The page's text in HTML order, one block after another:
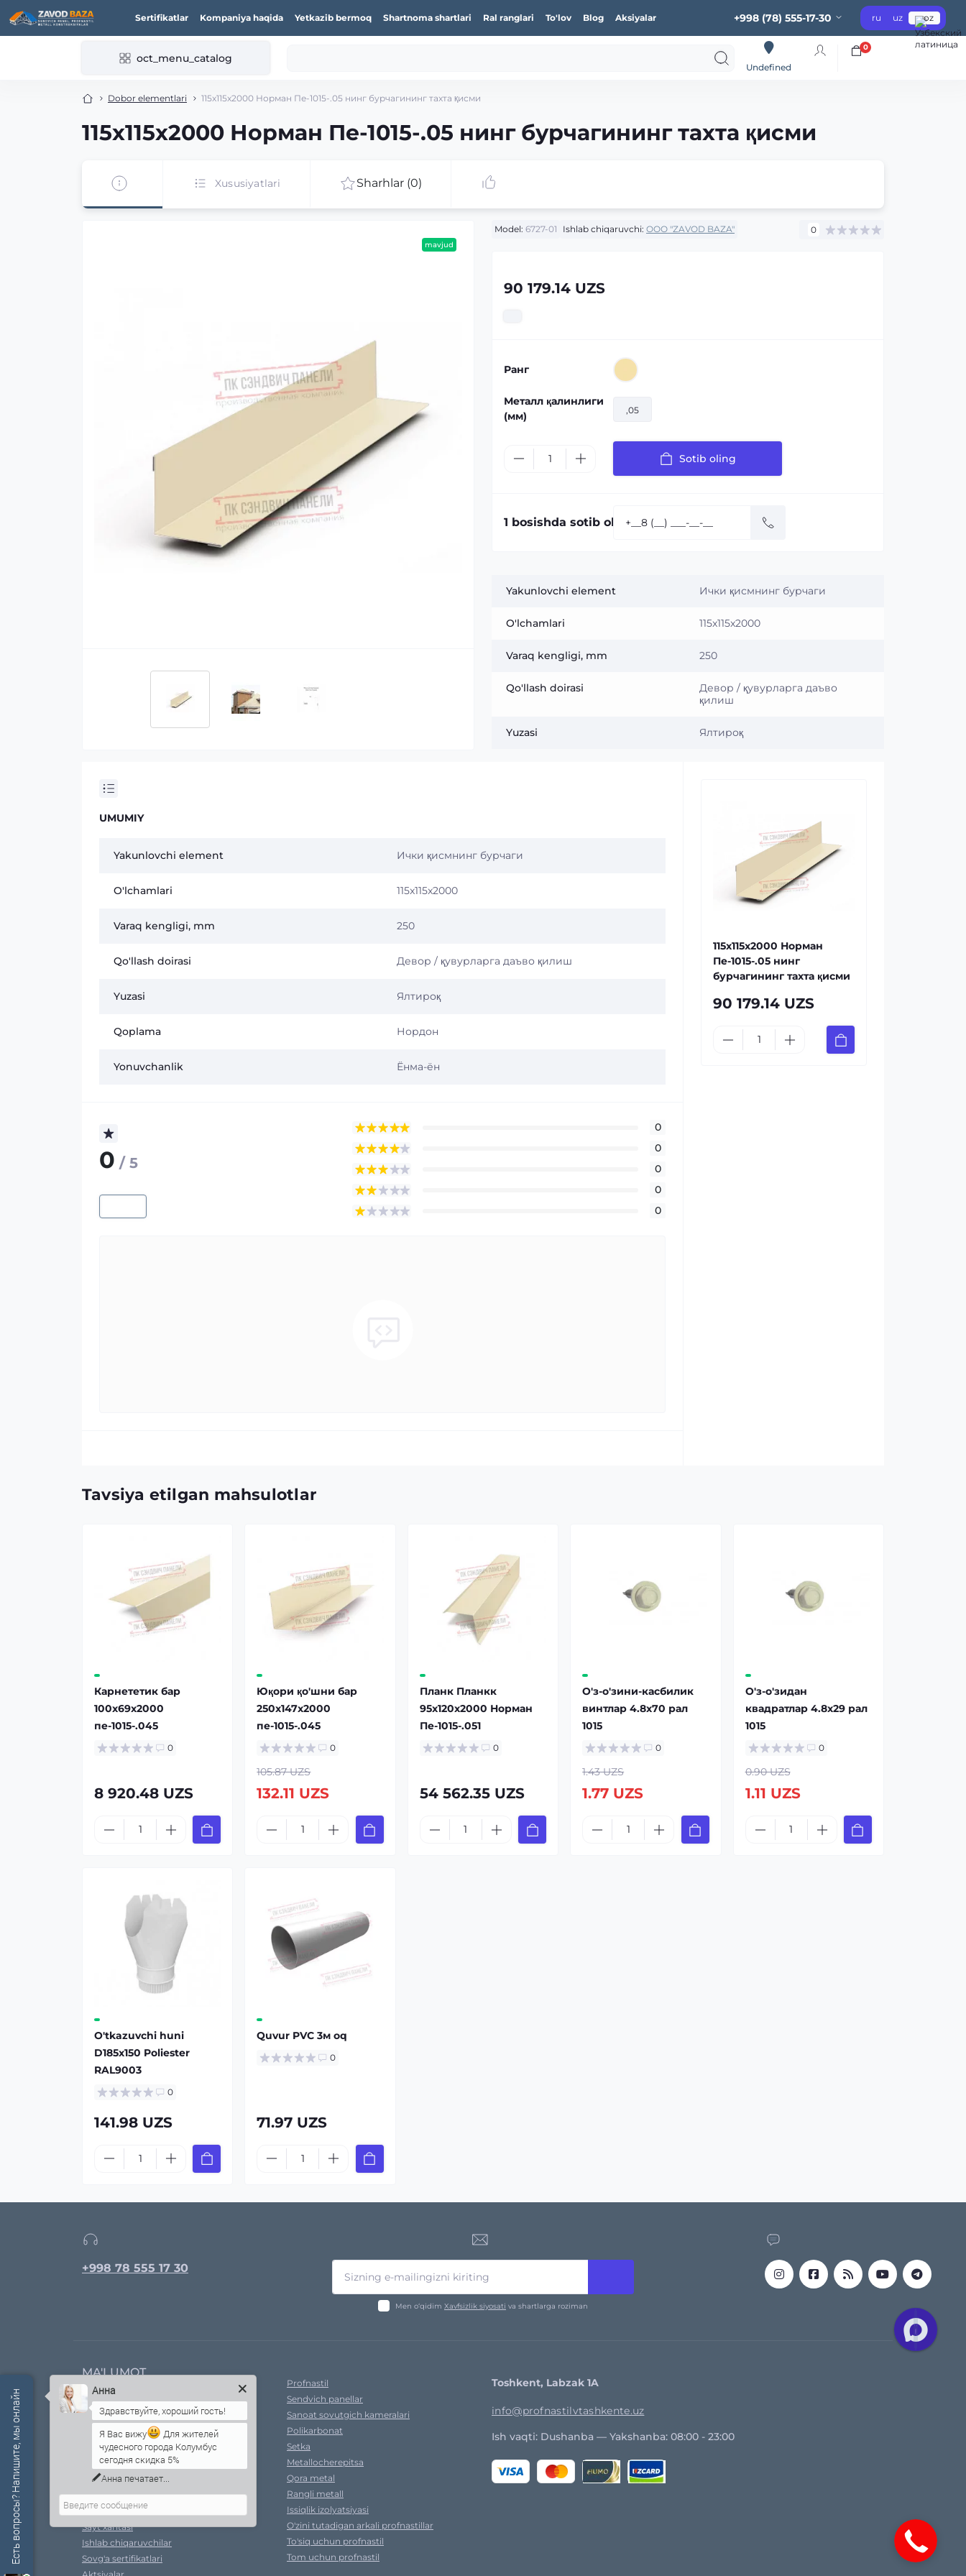
Sertifikatlar Kompaniya haqida Yetkazib bermoq Shartnoma shartlari Ral ranglari To'lov Blog Aksiyalar +998 (78) 555-17-30 ru uz oz
oct_menu_catalog
Undefined
0
Dobor elementlari 115x115x2000 Норман Пе-1015-.05 нинг бурчагининг таxта қисми
115x115x2000 Норман Пе-1015-.05 нинг бурчагининг таxта қисми
Xususiyatlari Sharhlar (0)
mavjud
Model: 6727-01 Ishlab chiqaruvchi: OOO "ZAVOD BAZA" 0
90 179.14 UZS
Ранг
Металл қалинлиги
(мм)
,05
Sotib oling
1 bosishda sotib olish:
Yakunlovchi element Ички қисмнинг бурчаги
O'lchamlari 115x115x2000
Varaq kengligi, mm 250
Qo'llash doirasi
Девор / қувурларга даъво
қилиш
Yuzasi Ялтироқ
UMUMIY
Yakunlovchi element Ички қисмнинг бурчаги
O'lchamlari 115x115x2000
Varaq kengligi, mm 250
Qo'llash doirasi Девор / қувурларга даъво қилиш
Yuzasi Ялтироқ
Qoplama Нордон
Yonuvchanlik Ёнма-ён
0 / 5
0
0
0
0
0
115x115x2000 Норман
Пе-1015-.05 нинг
бурчагининг таxта қисми
90 179.14 UZS
Tavsiya etilgan mahsulotlar
Карнететик бар
100x69x2000
пе-1015-.045
0
8 920.48 UZS
Юқори қо'шни бар
250x147x2000
пе-1015-.045
0
105.87 UZS
132.11 UZS
Планк Планкк
95x120x2000 Норман
Пе-1015-.051
0
54 562.35 UZS
О'з-о'зини-касбилик
винтлар 4.8x70 рал
1015
0
1.43 UZS
1.77 UZS
О'з-о'зидан
квадратлар 4.8x29 рал
1015
0
0.90 UZS
1.11 UZS
O'tkazuvchi huni
D185х150 Poliester
RAL9003
0
141.98 UZS
Quvur PVC 3м oq
0
71.97 UZS
+998 78 555 17 30
Men o‘qidim Xavfsizlik siyosati va shartlarga roziman
MA'LUMOT
Kompaniya haqida
Yetkazib bermoq
Xavfsizlik siyosati
Ral ranglari
Shartnoma shartlari
To'lov
Qayta aloqa
Xarid qilish natijalari
Sayt xaritasi
Ishlab chiqaruvchilar
Sovg'a sertifikatlari
Profnastil
Sendvich panellar
Sanoat sovutgich kameralari
Polikarbonat
Setka
Metallocherepitsa
Qora metal
Rangli metall
Issiqlik izolyatsiyasi
O'zini tutadigan arkali profnastillar
To'siq uchun profnastil
Tom uchun profnastil
Toshkent, Labzak 1A
info@profnastilvtashkente.uz
Ish vaqti: Dushanba — Yakshanba: 08:00 - 23:00
Есть вопросы? Напишите, мы онлайн Анна
Я Вас вижу
Для жителей
чудесного города Колумбус
сегодня скидка 5%